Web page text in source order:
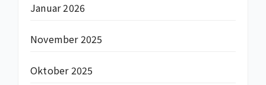
Januar 2026
November 2025
Oktober 2025